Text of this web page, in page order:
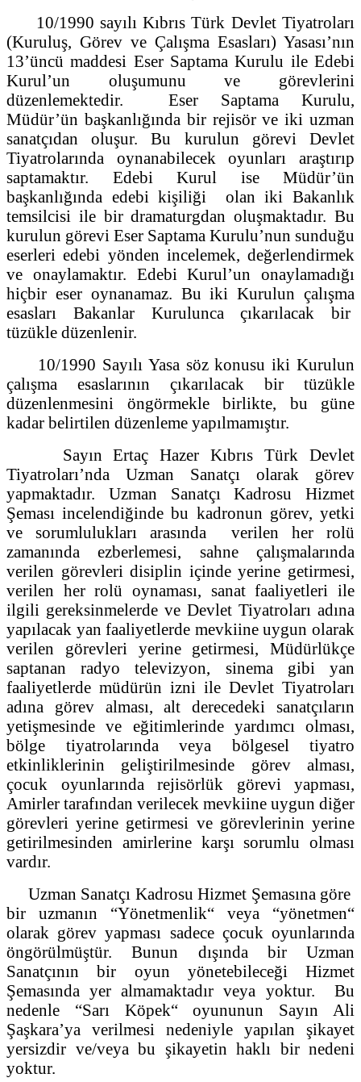
10/1990 sayılı Kıbrıs Türk Devlet Tiyatroları
(Kuruluş, Görev ve Çalışma Esasları) Yasası’nın
13’üncü maddesi Eser Saptama Kurulu ile Edebi
Kurul’un oluşumunu ve görevlerini
düzenlemektedir. Eser Saptama Kurulu,
Müdür’ün başkanlığında bir rejisör ve iki uzman
sanatçıdan oluşur. Bu kurulun görevi Devlet
Tiyatrolarında oynanabilecek oyunları araştırıp
saptamaktır. Edebi Kurul ise Müdür’ün
başkanlığında edebi kişiliği olan iki Bakanlık
temsilcisi ile bir dramaturgdan oluşmaktadır. Bu
kurulun görevi Eser Saptama Kurulu’nun sunduğu
eserleri edebi yönden incelemek, değerlendirmek
ve onaylamaktır. Edebi Kurul’un onaylamadığı
hiçbir eser oynanamaz. Bu iki Kurulun çalışma
esasları Bakanlar Kurulunca çıkarılacak bir
tüzükle düzenlenir.
10/1990 Sayılı Yasa söz konusu iki Kurulun
çalışma esaslarının çıkarılacak bir tüzükle
düzenlenmesini öngörmekle birlikte, bu güne
kadar belirtilen düzenleme yapılmamıştır.
Sayın Ertaç Hazer Kıbrıs Türk Devlet
Tiyatroları’nda Uzman Sanatçı olarak görev
yapmaktadır. Uzman Sanatçı Kadrosu Hizmet
Şeması incelendiğinde bu kadronun görev, yetki
ve sorumlulukları arasında verilen her rolü
zamanında ezberlemesi, sahne çalışmalarında
verilen görevleri disiplin içinde yerine getirmesi,
verilen her rolü oynaması, sanat faaliyetleri ile
ilgili gereksinmelerde ve Devlet Tiyatroları adına
yapılacak yan faaliyetlerde mevkiine uygun olarak
verilen görevleri yerine getirmesi, Müdürlükçe
saptanan radyo televizyon, sinema gibi yan
faaliyetlerde müdürün izni ile Devlet Tiyatroları
adına görev alması, alt derecedeki sanatçıların
yetişmesinde ve eğitimlerinde yardımcı olması,
bölge tiyatrolarında veya bölgesel tiyatro
etkinliklerinin geliştirilmesinde görev alması,
çocuk oyunlarında rejisörlük görevi yapması,
Amirler tarafından verilecek mevkiine uygun diğer
görevleri yerine getirmesi ve görevlerinin yerine
getirilmesinden amirlerine karşı sorumlu olması
vardır.
Uzman Sanatçı Kadrosu Hizmet Şemasına göre
bir uzmanın “Yönetmenlik“ veya “yönetmen“
olarak görev yapması sadece çocuk oyunlarında
öngörülmüştür. Bunun dışında bir Uzman
Sanatçının bir oyun yönetebileceği Hizmet
Şemasında yer almamaktadır veya yoktur. Bu
nedenle “Sarı Köpek“ oyununun Sayın Ali
Şaşkara’ya verilmesi nedeniyle yapılan şikayet
yersizdir ve/veya bu şikayetin haklı bir nedeni
yoktur.